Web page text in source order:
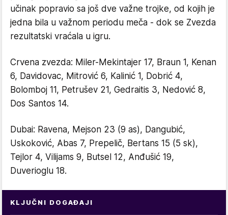
učinak popravio sa još dve važne trojke, od kojih je
jedna bila u važnom periodu meča - dok se Zvezda
rezultatski vraćala u igru.
Crvena zvezda: Miler-Mekintajer 17, Braun 1, Kenan
6, Davidovac, Mitrović 6, Kalinić 1, Dobrić 4,
Bolomboj 11, Petrušev 21, Gedraitis 3, Nedović 8,
Dos Santos 14.
Dubai: Ravena, Mejson 23 (9 as), Dangubić,
Uskoković, Abas 7, Prepelič, Bertans 15 (5 sk),
Tejlor 4, Vilijams 9, Butsel 12, Anđušić 19,
Duverioglu 18.
KLJUČNI DOGAĐAJI